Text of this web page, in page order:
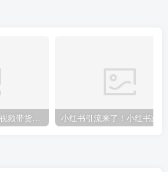
快手AI数字人自动化视频带货实操全流程，干货满满，细节拉满